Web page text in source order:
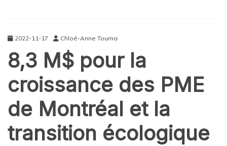
2022-11-17 Chloé-Anne Touma
8,3 M$ pour la
croissance des PME
de Montréal et la
transition écologique